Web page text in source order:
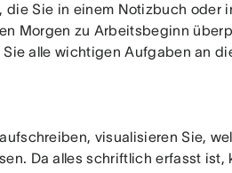
Sie in einem Notizbuch oder
Morgen zu Arbeitsbeginn
alle wichtigen Aufgaben an
visualisieren Sie,
Da alles schriftlich erfasst ist,